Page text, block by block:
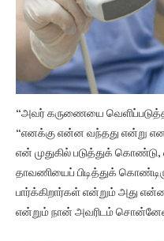
“அவர் கருணையை
“எனக்கு என்ன வந்தது என்று
என் முதுகில் படுத்துக்
தாவணியைப் பிடித்துக்
பார்க்கிறார்கள் என்றும் அது
என்றும் நான் அவரிடம்